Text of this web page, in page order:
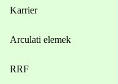
Karrier
Arculati elemek
RRF